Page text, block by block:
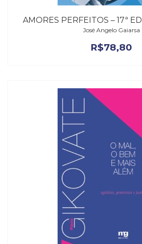
AMORES PERFEITOS – 17ª
José Angelo Gaiarsa
R$78,80